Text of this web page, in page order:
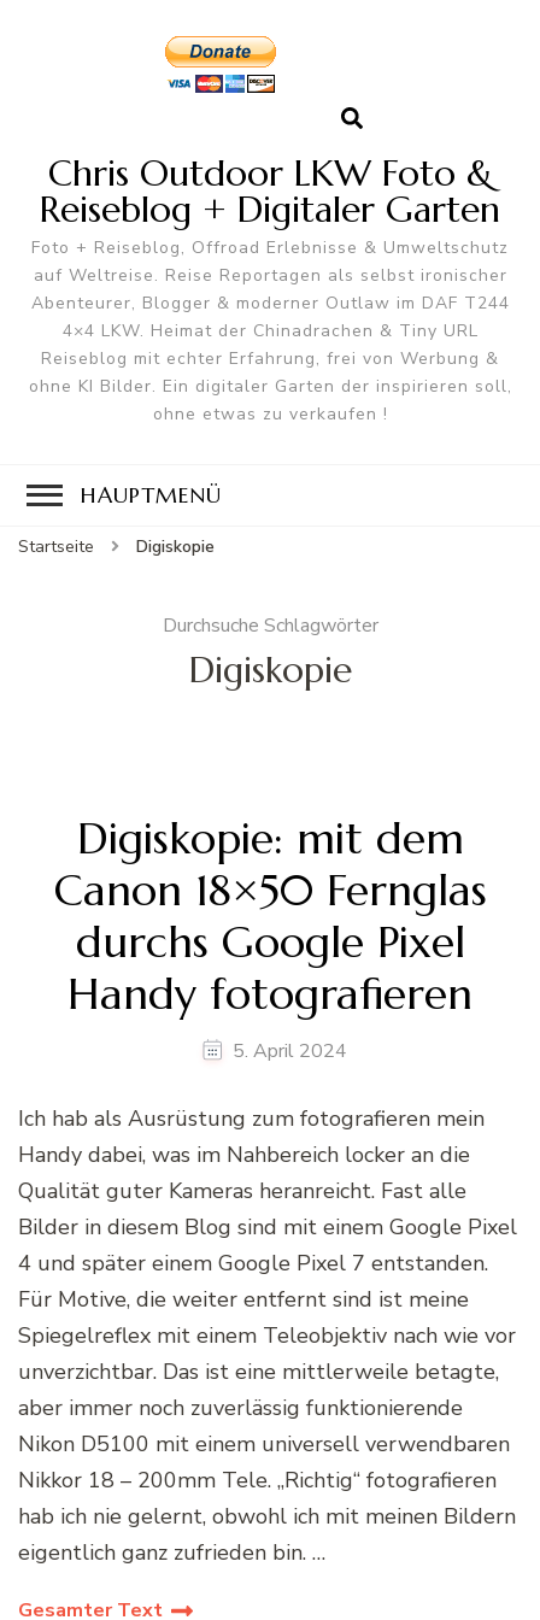
Chris Outdoor LKW Foto &
Reiseblog + Digitaler Garten
Foto + Reiseblog, Offroad Erlebnisse & Umweltschutz
auf Weltreise. Reise Reportagen als selbst ironischer
Abenteurer, Blogger & moderner Outlaw im DAF T244
4×4 LKW. Heimat der Chinadrachen & Tiny URL
Reiseblog mit echter Erfahrung, frei von Werbung &
ohne KI Bilder. Ein digitaler Garten der inspirieren soll,
ohne etwas zu verkaufen !
HAUPTMENÜ
Startseite Digiskopie
Durchsuche Schlagwörter
Digiskopie
Digiskopie: mit dem
Canon 18×50 Fernglas
durchs Google Pixel
Handy fotografieren
5. April 2024
Ich hab als Ausrüstung zum fotografieren mein
Handy dabei, was im Nahbereich locker an die
Qualität guter Kameras heranreicht. Fast alle
Bilder in diesem Blog sind mit einem Google Pixel
4 und später einem Google Pixel 7 entstanden.
Für Motive, die weiter entfernt sind ist meine
Spiegelreflex mit einem Teleobjektiv nach wie vor
unverzichtbar. Das ist eine mittlerweile betagte,
aber immer noch zuverlässig funktionierende
Nikon D5100 mit einem universell verwendbaren
Nikkor 18 – 200mm Tele. „Richtig“ fotografieren
hab ich nie gelernt, obwohl ich mit meinen Bildern
eigentlich ganz zufrieden bin. …
Gesamter Text